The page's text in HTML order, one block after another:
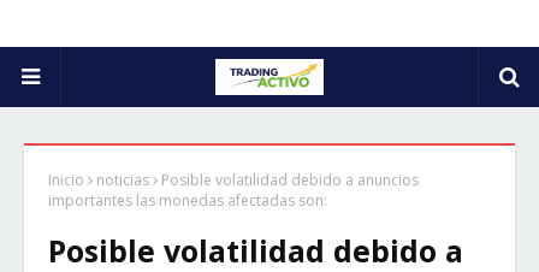
Inicio noticias
Posible volatilidad debido a anuncios
importantes las monedas afectadas son:
Posible volatilidad debido a